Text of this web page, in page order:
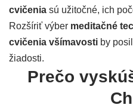
cvičenia sú užitočné, ich
Rozšíriť výber meditačné
cvičenia všímavosti by
žiadosti.
Prečo